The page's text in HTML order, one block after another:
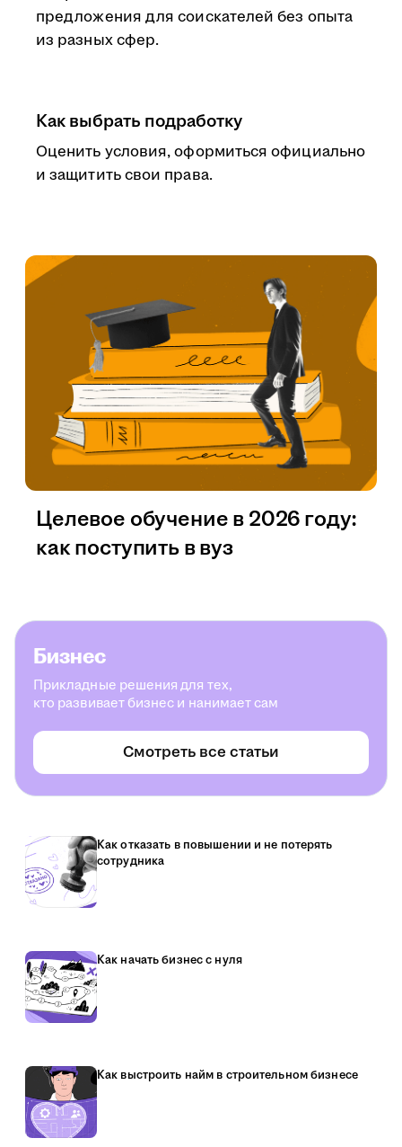
предложения для соискателей без опыта
из разных сфер.
Как выбрать подработку
Оценить условия, оформиться официально
и защитить свои права.
Целевое обучение в 2026 году:
как поступить в вуз
Бизнес
Прикладные решения для тех,
кто развивает бизнес и нанимает сам
Смотреть все статьи
Как отказать в повышении и не потерять
сотрудника
Как начать бизнес с нуля
Как выстроить найм в строительном бизнесе